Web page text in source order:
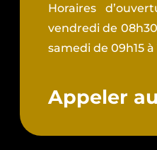
Horaires
vendredi de
samedi de 09h15 à
Appeler au